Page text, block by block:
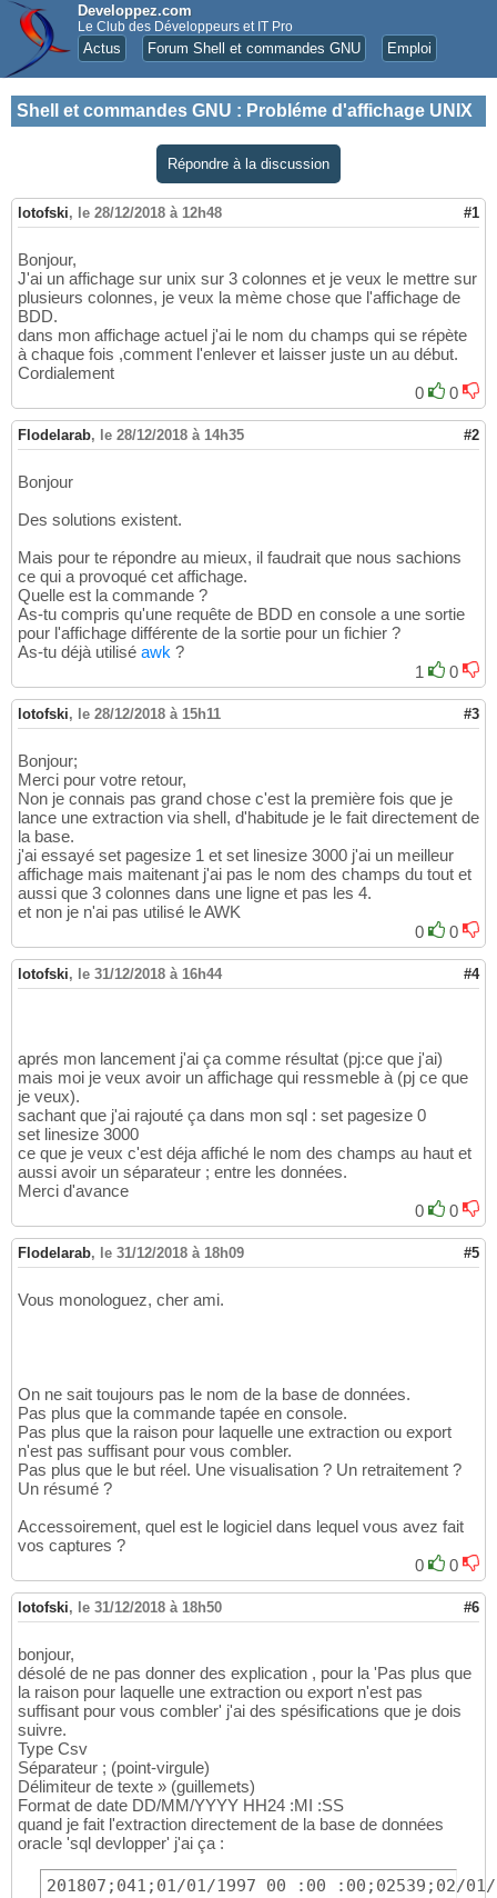
Developpez.com
Le Club des Développeurs et IT Pro
Actus Forum Shell et commandes GNU Emploi
Shell et commandes GNU : Probléme d'affichage UNIX
Répondre à la discussion
lotofski, le 28/12/2018 à 12h48 #1
Bonjour,
J'ai un affichage sur unix sur 3 colonnes et je veux le mettre sur
plusieurs colonnes, je veux la mème chose que l'affichage de
BDD.
dans mon affichage actuel j'ai le nom du champs qui se répète
à chaque fois ,comment l'enlever et laisser juste un au début.
Cordialement
0
0
Flodelarab, le 28/12/2018 à 14h35 #2
Bonjour
Des solutions existent.
Mais pour te répondre au mieux, il faudrait que nous sachions
ce qui a provoqué cet affichage.
Quelle est la commande ?
As-tu compris qu'une requête de BDD en console a une sortie
pour l'affichage différente de la sortie pour un fichier ?
As-tu déjà utilisé awk ?
1
0
lotofski, le 28/12/2018 à 15h11 #3
Bonjour;
Merci pour votre retour,
Non je connais pas grand chose c'est la première fois que je
lance une extraction via shell, d'habitude je le fait directement de
la base.
j'ai essayé set pagesize 1 et set linesize 3000 j'ai un meilleur
affichage mais maitenant j'ai pas le nom des champs du tout et
aussi que 3 colonnes dans une ligne et pas les 4.
et non je n'ai pas utilisé le AWK
0
0
lotofski, le 31/12/2018 à 16h44 #4
aprés mon lancement j'ai ça comme résultat (pj:ce que j'ai)
mais moi je veux avoir un affichage qui ressmeble à (pj ce que
je veux).
sachant que j'ai rajouté ça dans mon sql : set pagesize 0
set linesize 3000
ce que je veux c'est déja affiché le nom des champs au haut et
aussi avoir un séparateur ; entre les données.
Merci d'avance
0
0
Flodelarab, le 31/12/2018 à 18h09 #5
Vous monologuez, cher ami.
On ne sait toujours pas le nom de la base de données.
Pas plus que la commande tapée en console.
Pas plus que la raison pour laquelle une extraction ou export
n'est pas suffisant pour vous combler.
Pas plus que le but réel. Une visualisation ? Un retraitement ?
Un résumé ?
Accessoirement, quel est le logiciel dans lequel vous avez fait
vos captures ?
0
0
lotofski, le 31/12/2018 à 18h50 #6
bonjour,
désolé de ne pas donner des explication , pour la 'Pas plus que
la raison pour laquelle une extraction ou export n'est pas
suffisant pour vous combler' j'ai des spésifications que je dois
suivre.
Type Csv
Séparateur ; (point-virgule)
Délimiteur de texte » (guillemets)
Format de date DD/MM/YYYY HH24 :MI :SS
quand je fait l'extraction directement de la base de données
oracle 'sql devlopper' j'ai ça :
201807;041;01/01/1997 00 :00 :00;02539;02/